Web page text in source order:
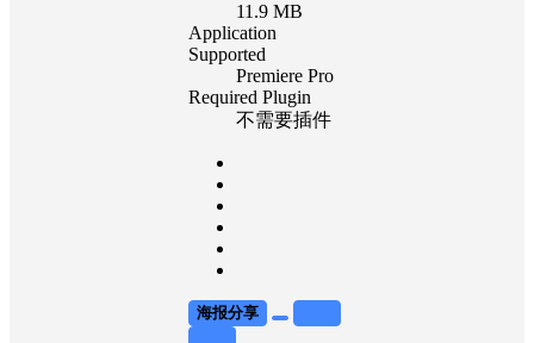
11.9 MB
Application
Supported
Premiere Pro
Required Plugin
不需要插件
海报分享